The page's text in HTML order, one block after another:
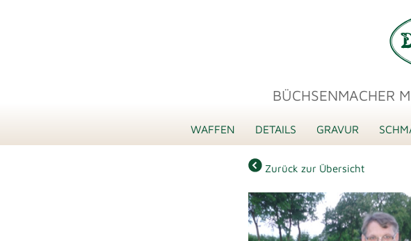
Zurück zur Übersicht
BÜCHSENMACHER
WAFFEN DETAILS GRAVUR